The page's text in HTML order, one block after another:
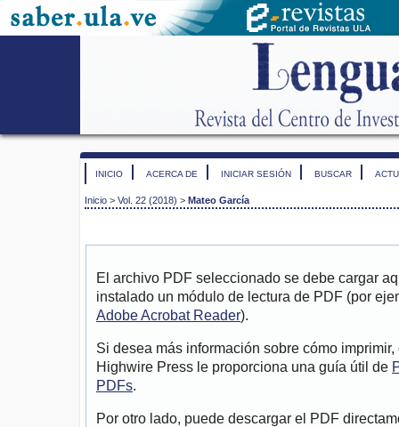
INICIO ACERCA DE INICIAR SESIÓN BUSCAR
Inicio > Vol. 22 (2018) > Mateo García
El archivo PDF seleccionado se debe cargar
instalado un módulo de lectura de PDF (por
Adobe Acrobat Reader).
Si desea más información sobre cómo
Highwire Press le proporciona una guía útil de
PDFs.
Por otro lado, puede descargar el PDF